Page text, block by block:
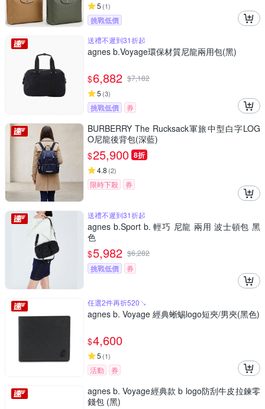
5 (1)
挑戰低價
送禮不遲到31折起
agnes b.Voyage環保材質尼龍兩用包(黑)
$6,882 $7,182
5 (3)
挑戰低價 券
BURBERRY The Rucksack軍旅中型白字LOG
O尼龍後背包(深藍)
$25,900 8折
4.8 (2)
限時下殺 券
送禮不遲到31折起
agnes b.Sport b. 輕巧 尼龍 兩用 波士頓包 黑
色
$5,982 $6,282
挑戰低價
券
任選2件再折520↘
agnes b. Voyage 經典蜥蜴logo短夾/男夾(黑色)
$4,600
5 (1)
活動 券
agnes b. Voyage經典款 b logo防刮牛皮拉鍊零
錢包 (黑)